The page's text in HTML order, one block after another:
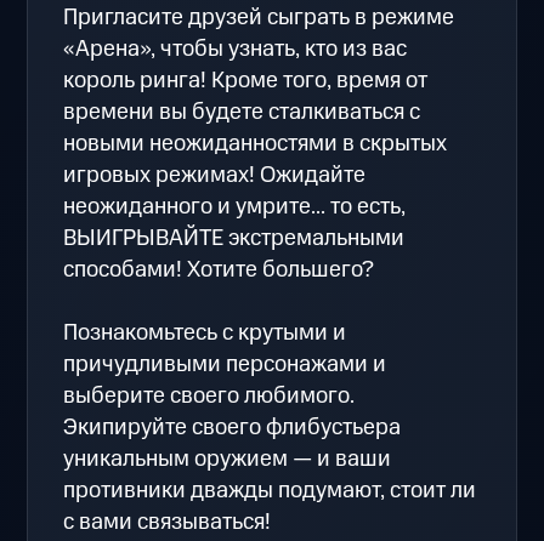
Пригласите друзей сыграть в режиме
«Арена», чтобы узнать, кто из вас
король ринга! Кроме того, время от
времени вы будете сталкиваться с
новыми неожиданностями в скрытых
игровых режимах! Ожидайте
неожиданного и умрите... то есть,
ВЫИГРЫВАЙТЕ экстремальными
способами! Хотите большего?
Познакомьтесь с крутыми и
причудливыми персонажами и
выберите своего любимого.
Экипируйте своего флибустьера
уникальным оружием — и ваши
противники дважды подумают, стоит ли
с вами связываться!